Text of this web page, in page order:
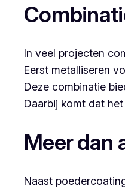
In veel projecten
Eerst metalliseren
Deze combinatie
Daarbij komt dat
Meer dan
Naast